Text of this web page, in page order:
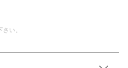
い。